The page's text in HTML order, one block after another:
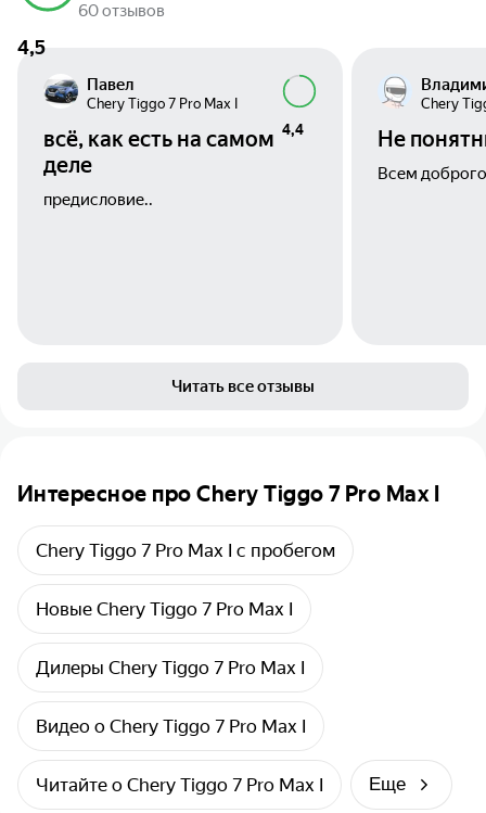
4,5
60 отзывов
Павел
Chery Tiggo 7 Pro Max I
4,4
всё, как есть на самом
деле
предисловие..
Chery
Не
Всем
Читать все отзывы
Интересное про Chery Tiggo 7 Pro Max I
Chery Tiggo 7 Pro Max I с пробегом
Новые Chery Tiggo 7 Pro Max I
Дилеры Chery Tiggo 7 Pro Max I
Видео о Chery Tiggo 7 Pro Max I
Читайте о Chery Tiggo 7 Pro Max I Еще